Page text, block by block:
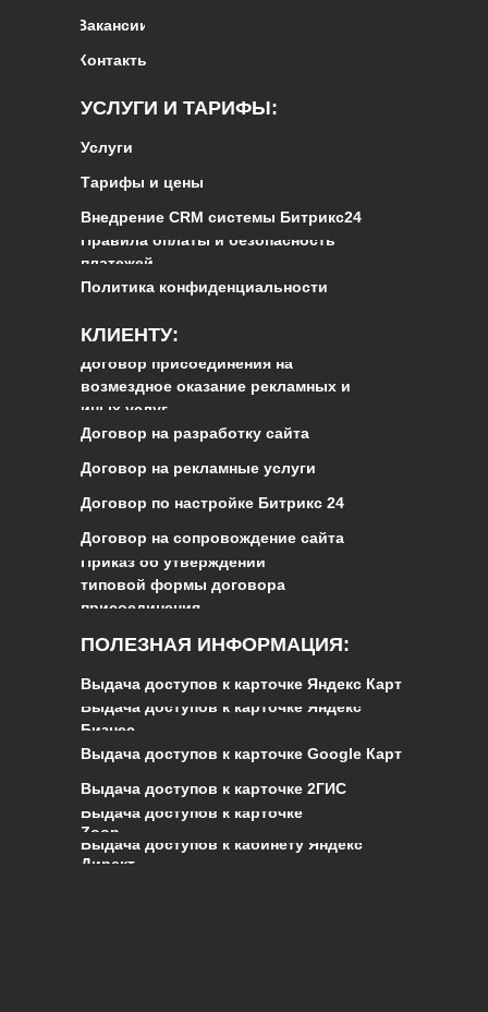
КЛИЕНТУ:
Контакты
Вакансии
Политика конфиденциальности
Приказ об утверждении
типовой формы договора
присоединения
Тарифы и цены
Внедрение CRM системы Битрикс24
Правила оплаты и безопасность
платежей
Выдача доступов к карточке
Zoon
Выдача доступов к кабинету Яндекс
Директ
Выдача доступов к карточке Яндекс Карт
Выдача доступов к карточке Яндекс
Бизнес
Выдача доступов к карточке Google Карт
Выдача доступов к карточке 2ГИС
ПОЛЕЗНАЯ ИНФОРМАЦИЯ:
УСЛУГИ И ТАРИФЫ:
Услуги
Договор на разработку сайта
Договор на рекламные услуги
Договор по настройке Битрикс 24
Договор на сопровождение сайта
Договор присоединения на
возмездное оказание рекламных и
иных услуг